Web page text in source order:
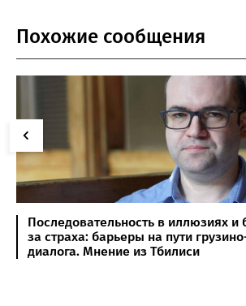
Похожие сообщения
Последовательность в иллюзиях и
за страха: барьеры на пути
диалога. Мнение из Тбилиси